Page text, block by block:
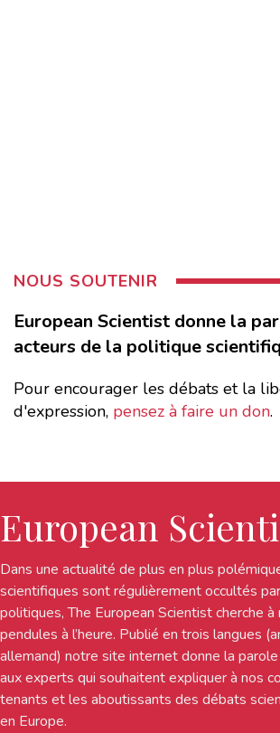
NOUS SOUTENIR
European Scientist donne la
acteurs de la politique
Pour encourager les débats et la
d'expression, pensez à faire un don.
European
Dans une actualité de plus en plus
scientifiques sont régulièrement occultés
politiques, The European Scientist cherche
pendules à l’heure. Publié en trois langues
allemand) notre site internet donne la
aux experts qui souhaitent expliquer à nos
tenants et les aboutissants des débats
en Europe.